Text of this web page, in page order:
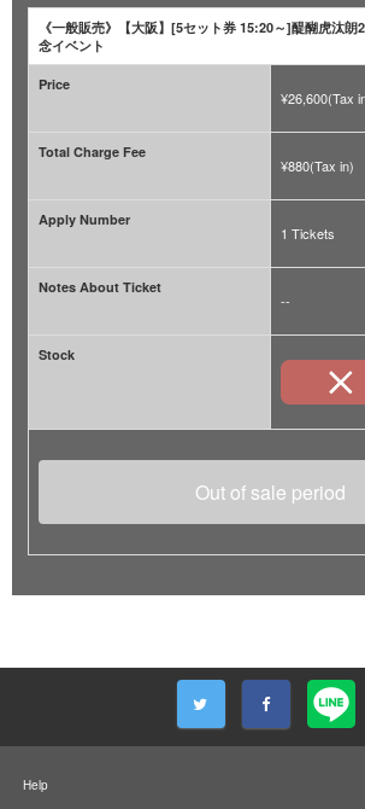
《一般販売》【大阪】[5セット券 15:20～]醍醐虎汰朗
念イベント
Price
¥26,600(Tax
Total Charge Fee
¥880(Tax in)
Apply Number
1 Tickets
Notes About Ticket
--
Stock
Out of sale period
Help